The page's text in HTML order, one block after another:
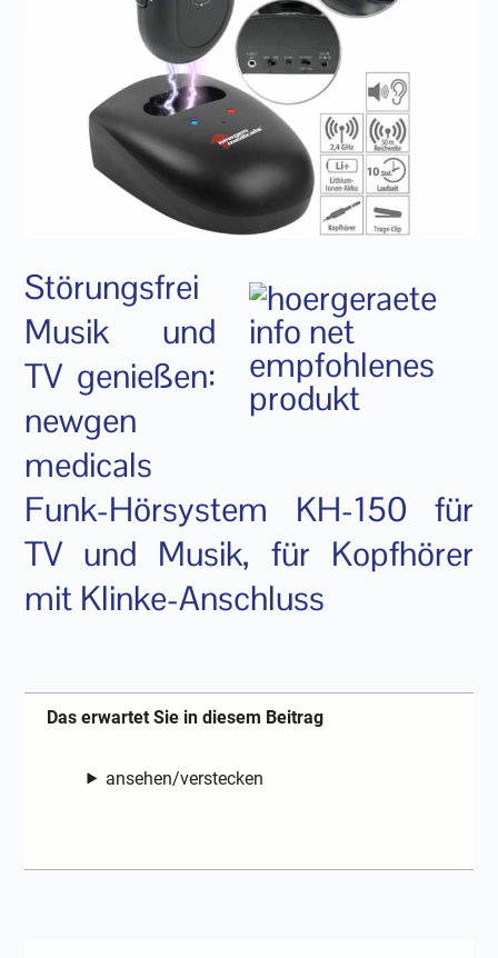
Störungsfrei
Musik und
TV genießen:
newgen
medicals
Funk-Hörsystem KH-150 für
TV und Musik, für Kopfhörer
mit Klinke-Anschluss
Das erwartet Sie in diesem Beitrag
ansehen/verstecken